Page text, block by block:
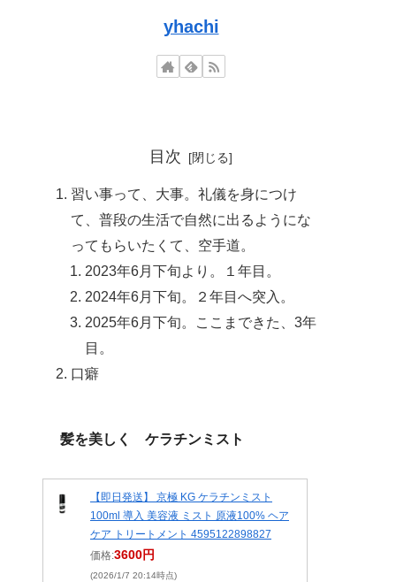
yhachi
目次
習い事って、大事。礼儀を身につけ
て、普段の生活で自然に出るようにな
ってもらいたくて、空手道。
2023年6月下旬より。１年目。
2024年6月下旬。２年目へ突入。
2025年6月下旬。ここまできた、3年
目。
口癖
髪を美しく ケラチンミスト
【即日発送】 京極 KG ケラチンミスト
100ml 導入 美容液 ミスト 原液100% ヘア
ケア トリートメント 4595122898827
価格:3600円
(2026/1/7 20:14時点)